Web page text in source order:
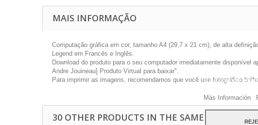
MAIS INFORMAÇÃO
Computação gráfica em cor, tamanho A4 (29,7 x 21 cm), de alta
Legend em Francês e Inglês.
Download do produto para o seu computador imediatamente
Andre Jouineau] Produto Virtual para baixar".
Para imprimir as imagens, recomendamos que você use fotográfico
30 OTHER PRODUCTS IN THE SAME CATEGORY:
a publicidade
Más Información